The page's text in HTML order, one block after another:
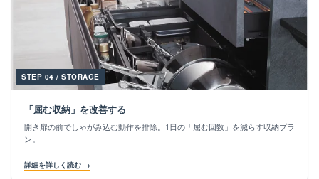
STEP 04 / STORAGE
「屈む収納」を改善する
開き扉の前でしゃがみ込む動作を排除。1日の「屈む回数」を減らす収納プラ
ン。
詳細を詳しく読む →